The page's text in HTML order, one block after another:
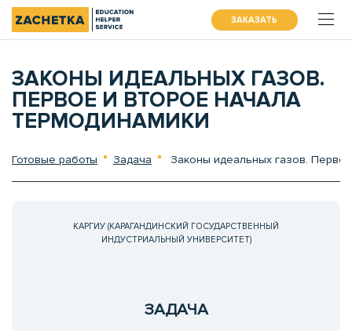
ЗАКАЗАТЬ
ЗАКОНЫ ИДЕАЛЬНЫХ ГАЗОВ.
ПЕРВОЕ И ВТОРОЕ НАЧАЛА
ТЕРМОДИНАМИКИ
Готовые работы Задача Законы идеальных газов.
КАРГИУ (КАРАГАНДИНСКИЙ ГОСУДАРСТВЕННЫЙ
ИНДУСТРИАЛЬНЫЙ УНИВЕРСИТЕТ)
ЗАДАЧА